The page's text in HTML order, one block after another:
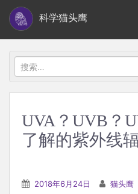
i
科学猫头鹰
搜
索：
UVA？UVB？
了解的紫外线
2018年6月24日 猫头鹰